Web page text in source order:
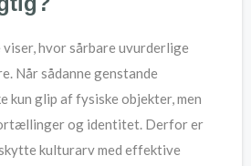
hvor sårbare uvurderlige
Når sådanne genstande
kun glip af fysiske objekter, men
og identitet. Derfor er
kulturarv med effektive